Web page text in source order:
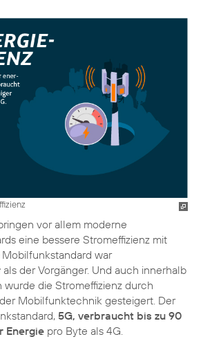
vor allem moderne
eine bessere Stromeffizienz mit
war
als der Vorgänger. Und auch innerhalb
wurde die Stromeffizienz durch
Mobilfunktechnik gesteigert. Der
5G, verbraucht bis zu 90
Energie pro Byte als 4G.